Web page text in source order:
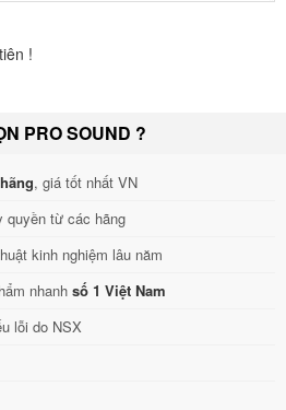
!
PRO SOUND ?
, giá tốt nhất VN
quyền từ các hãng
kinh nghiệm lâu năm
nhanh số 1 Việt Nam
lỗi do NSX